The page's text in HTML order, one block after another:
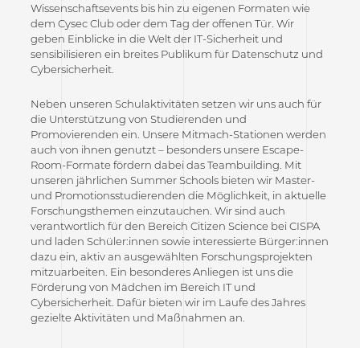
Wissenschaftsevents bis hin zu eigenen Formaten wie
dem Cysec Club oder dem Tag der offenen Tür. Wir
geben Einblicke in die Welt der IT-Sicherheit und
sensibilisieren ein breites Publikum für Datenschutz und
Cybersicherheit.
Neben unseren Schulaktivitäten setzen wir uns auch für
die Unterstützung von Studierenden und
Promovierenden ein. Unsere Mitmach-Stationen werden
auch von ihnen genutzt – besonders unsere Escape-
Room-Formate fördern dabei das Teambuilding. Mit
unseren jährlichen Summer Schools bieten wir Master-
und Promotionsstudierenden die Möglichkeit, in aktuelle
Forschungsthemen einzutauchen. Wir sind auch
verantwortlich für den Bereich Citizen Science bei CISPA
und laden Schüler:innen sowie interessierte Bürger:innen
dazu ein, aktiv an ausgewählten Forschungsprojekten
mitzuarbeiten. Ein besonderes Anliegen ist uns die
Förderung von Mädchen im Bereich IT und
Cybersicherheit. Dafür bieten wir im Laufe des Jahres
gezielte Aktivitäten und Maßnahmen an.